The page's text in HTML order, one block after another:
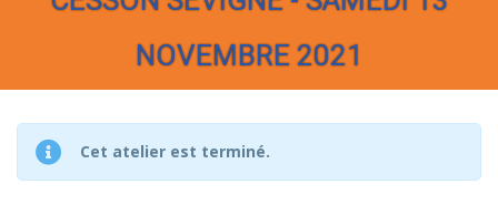
NOVEMBRE 2021
Cet atelier est terminé.